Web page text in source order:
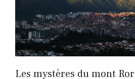
Les mystères du mont